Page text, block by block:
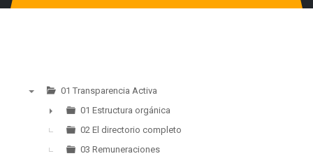
01 Transparencia Activa
►
01 Estructura orgánica
02 El directorio completo
03 Remuneraciones